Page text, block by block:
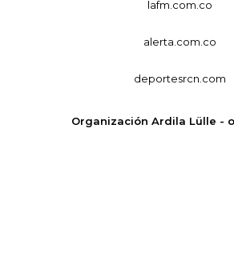
lafm.com.co
alerta.com.co
deportesrcn.com
Organización Ardila Lülle -